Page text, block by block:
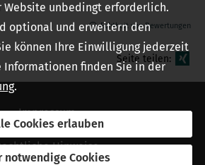
Echtheit von Bewertungen
Seite teilen:
Impressum
Hinweise
unbedingt erforderlich.
optional und erweitern den
können Ihre Einwilligung jederzeit
Informationen finden Sie in der
.
Cookies erlauben
notwendige Cookies